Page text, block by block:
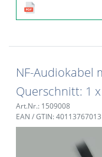
NF-Audiokabel
Querschnitt: 1
Art.Nr.: 1509008
EAN / GTIN: